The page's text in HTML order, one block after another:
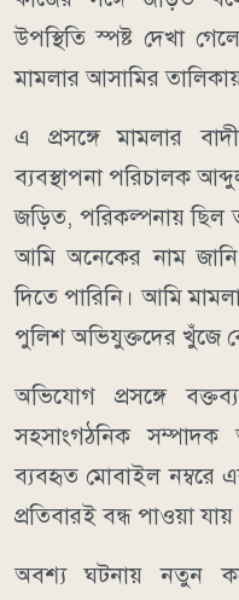
উপস্থিতি স্পষ্ট দেখা
মামলার আসামির
এ প্রসঙ্গে মামলার
ব্যবস্থাপনা পরিচালক
জড়িত, পরিকল্পনায় ছিল
আমি অনেকের নাম
দিতে পারিনি। আমি
পুলিশ অভিযুক্তদের খুঁজে
অভিযোগ প্রসঙ্গে
সহসাংগঠনিক
ব্যবহৃত মোবাইল নম্বরে
প্রতিবারই বন্ধ পাওয়া
অবশ্য ঘটনায় নতুন